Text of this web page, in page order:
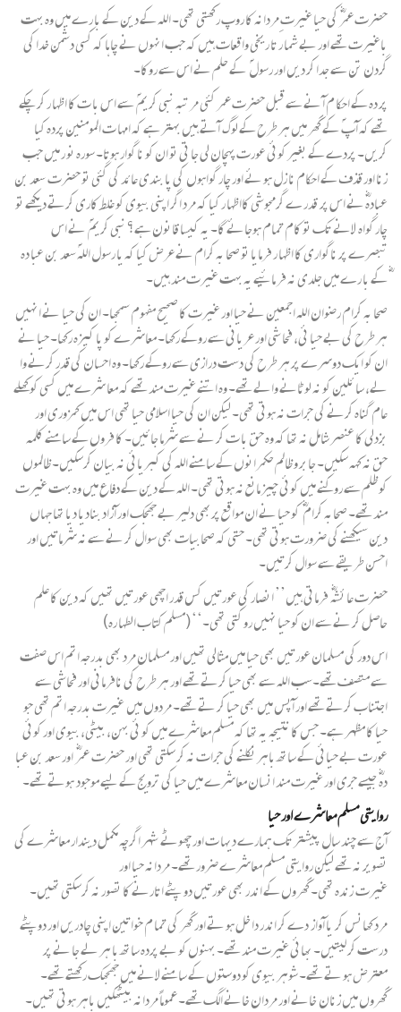
حضرت عمرؓ کی حیا غیرت ِمردانہ کا روپ رکھتی تھی۔ اللہ کے دین کے با رے میں وہ بہت
باغیرت تھے اور بے شما ر تا ریخی واقعات ہیں کہ جب انہوں نے چاہا کہ کسی دشمن خدا کی
گردن تن سے جدا کر دیں اور رسول ؐ کے حلم نے اس سے روکا۔
پر دہ کے احکا م آ نے سے قبل حضرت عمر کئی مر تبہ نبی کریم ؐ سے اس با ت کا اظہا ر کرچکے
تھے کہ آپ ؐ کے گھر میں ہر طرح کے لوگ آتے ہیں بہتر ہے کہ امہا ت المومنین پردہ کیا
کریں۔ پردے کے بغیر کوئی عورت پہچان لی جا تی تو ان کو نا گوار ہوتا۔ سورہ نو ر میں جب
زنا اور قذف کے احکام نا زل ہو ئے اور چار گواہوں کی پا بندی عائد کی گئی تو حضرت سعد بن
عبادہ ؓنے اس پر قدر ے گرمجوشی کااظہا ر کیا کہ مرد اگر اپنی بیوی کو غلط کاری کرتے دیکھے تو
چار گواہ لانے تک تو کام تمام ہوجائے گا۔ یہ کیسا قانون ہے؟ نبی کریمؐ نے اس
تبصرے پر ناگواری کا اظہا ر فرمایا تو صحا بہ کرام نے عرض کیا کہ یا رسول اللہ ؐسعد بن عبا دہ
ؓکے با رے میں جلدی نہ فر مائیے یہ بہت غیرت مند ہیں۔
صحا بہ کرام رضوان اللہ اجمعین نے حیا اور غیرت کا صحیح مفہوم سمجھا۔ ان کی حیا نے انہیں
ہر طرح کی بے حیا ئی، فحا شی اور عریانی سے روکے رکھا۔ معاشرے کو پا کیزہ رکھا۔ حیا نے
ان کو ایک دوسرے پر ہر طرح کی دست درازی سے روکے رکھا۔ وہ احسان کی قدر کرنے وا
لے، سا ئلین کو نہ لوٹانے والے تھے۔ وہ اتنے غیرت مند تھے کہ معا شرے میں کسی کو کھلے
عام گناہ کرنے کی جرات نہ ہوتی تھی۔ لیکن ان کی حیا اسلامی حیا تھی اس میں کمزوری اور
بزدلی کا عنصر شامل نہ تھا کہ وہ حق با ت کر نے سے شرما جائیں۔ کا فروں کے سامنے کلمہ
حق نہ کہہ سکیں۔ جابر و ظالم حکمرانوں کے سامنے اللہ کی کبریائی نہ بیان کرسکیں۔ ظالموں
کو ظلم سے روکنے میں کوئی چیز مانع نہ ہوتی تھی۔ اللہ کے دین کے دفاع میں وہ بہت غیرت
مند تھے۔ صحابہ کرام ؓ کو حیا نے ان مواقع پربھی دلیر بے جھجک اور آزاد بنادیا دیا تھا جہاں
دین سیکھنے کی ضرورت ہوتی تھی۔ حتی کہ صحابیات بھی سوال کر نے سے نہ شرماتیں اور
احسن طریقے سے سوال کرتیں۔
حضرت عا ئشہؓ فرماتی ہیں’’ انصار کی عورتیں کس قدر اچھی عورتیں تھیں کہ دین کا علم
حاصل کر نے سے ان کو حیا نہیں رو کتی تھی۔‘‘ (مسلم کتاب الطہا رہ)
اس دور کی مسلمان عورتیں بھی حیا میں مثالی تھیں اور مسلمان مرد بھی بدرجہ اتم اس صفت
سے متصف تھے۔سب اللہ سے بھی حیا کرتے تھے اور ہر طرح کی نافرمانی اور فحاشی سے
اجتناب کرتے تھے اور آپس میں بھی حیا کر تے تھے۔ مردوں میں غیرت بدرجہ اتم تھی جو
حیا کا مظہر ہے۔ جس کا نتیجہ یہ تھا کہ مسلم معاشرے میں کو ئی بہن، بیٹی، بیوی اور کوئی
عورت بے حیائی کے ساتھ باہر نکلنے کی جرات نہ کر سکتی تھی اور حضرت عمرؓ اور سعد بن عبا
دہ ؓ جیسے جری اور غیرت مند انسان معاشرے میں حیا کی ترویج کے لیے موجود ہوتے تھے۔
روایتی مسلم معاشرے اور حیا
آج سے چند سال پیشتر تک ہمارے دیہا ت اور چھوٹے شہر اگرچہ مکمل دیندار معاشرے کی
تصویر نہ تھے لیکن روایتی مسلم معاشرے ضرور تھے۔ مردانہ حیا اور
غیرت زندہ تھی۔ گھروں کے اندر بھی عورتیں دو پٹے اتارنے کا تصور نہ کرسکتی تھیں۔
مرد کھانس کر یا آواز دے کر اندر دا خل ہو تے اور گھر کی تما م خواتین اپنی چادریں اور دوپٹے
درست کر لیتیں۔ بھائی غیرت مند تھے۔ بہنوں کو بے پردہ ساتھ با ہر لے جا نے پر
معترض ہو تے تھے۔ شوہر بیوی کو دوستوں کے سامنے لانے میں جھجھک رکھتے تھے۔
گھروں میں زنان خانے اور مردان خانے الگ تھے۔ عموماً مردانہ بیٹھکیں باہر ہوتی تھیں۔